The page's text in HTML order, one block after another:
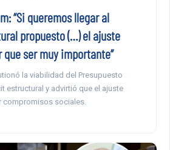
“Si queremos llegar al
propuesto (…) el ajuste
ser muy importante”
la viabilidad del Presupuesto
estructural y advirtió que el ajuste
sociales.